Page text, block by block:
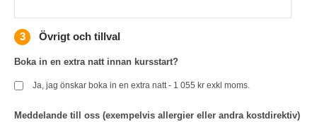
Övrigt och tillval
Boka in en extra natt innan kursstart?
Ja, jag önskar boka in en extra natt - 1 055 kr exkl moms.
Meddelande till oss (exempelvis allergier eller andra kostdirektiv)